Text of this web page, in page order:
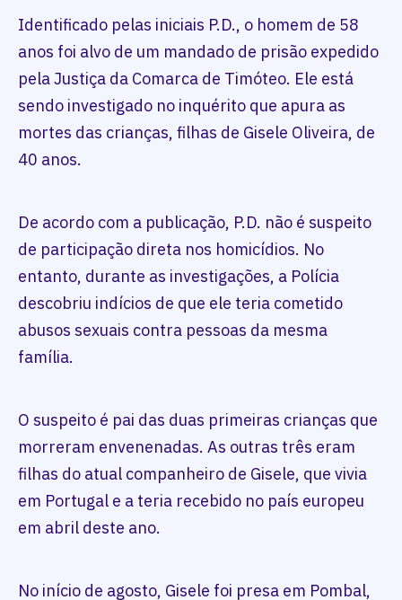
Identificado pelas iniciais P.D., o homem de 58
anos foi alvo de um mandado de prisão expedido
pela Justiça da Comarca de Timóteo. Ele está
sendo investigado no inquérito que apura as
mortes das crianças, filhas de Gisele Oliveira, de
40 anos.
De acordo com a publicação, P.D. não é suspeito
de participação direta nos homicídios. No
entanto, durante as investigações, a Polícia
descobriu indícios de que ele teria cometido
abusos sexuais contra pessoas da mesma
família.
O suspeito é pai das duas primeiras crianças que
morreram envenenadas. As outras três eram
filhas do atual companheiro de Gisele, que vivia
em Portugal e a teria recebido no país europeu
em abril deste ano.
No início de agosto, Gisele foi presa em Pombal,